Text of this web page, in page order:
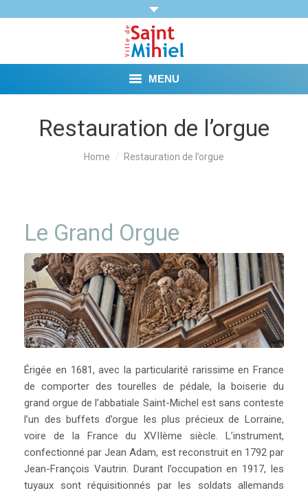
MENU
Agenda
Vie municipale
Tourisme et Mémoire
Restauration de l’orgue
Home Restauration de l’orgue
Le Grand Orgue
Érigée en 1681, avec la particularité rarissime en France
de comporter des tourelles de pédale, la boiserie du
grand orgue de l’abbatiale Saint-Michel est sans conteste
l’un des buffets d’orgue les plus précieux de Lorraine,
voire de la France du XVIIème siècle. L’instrument,
confectionné par Jean Adam, est reconstruit en 1792 par
Jean-François Vautrin. Durant l’occupation en 1917, les
tuyaux sont réquisitionnés par les soldats allemands